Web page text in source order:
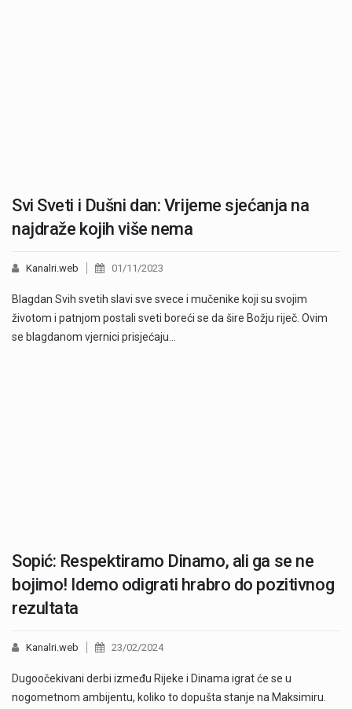
Svi Sveti i Dušni dan: Vrijeme sjećanja na
najdraže kojih više nema
Kanalri.web 01/11/2023
Blagdan Svih svetih slavi sve svece i mučenike koji su svojim
životom i patnjom postali sveti boreći se da šire Božju riječ. Ovim
se blagdanom vjernici prisjećaju…
Sopić: Respektiramo Dinamo, ali ga se ne
bojimo! Idemo odigrati hrabro do pozitivnog
rezultata
Kanalri.web 23/02/2024
Dugoočekivani derbi između Rijeke i Dinama igrat će se u
nogometnom ambijentu, koliko to dopušta stanje na Maksimiru.